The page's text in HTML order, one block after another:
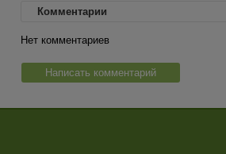
Комментарии
Нет комментариев
Написать комментарий